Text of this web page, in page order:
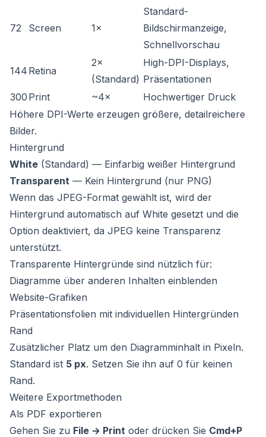
72 Screen 1×
Standard-
Bildschirmanzeige,
Schnellvorschau
144 Retina
2×
(Standard)
High-DPI-Displays,
Präsentationen
300 Print ~4×
Hochwertiger Druck
Höhere DPI-Werte erzeugen größere, detailreichere
Bilder.
Hintergrund
White (Standard) — Einfarbig weißer Hintergrund
Transparent — Kein Hintergrund (nur PNG)
Wenn das JPEG-Format gewählt ist, wird der
Hintergrund automatisch auf White gesetzt und die
Option deaktiviert, da JPEG keine Transparenz
unterstützt.
Transparente Hintergründe sind nützlich für:
Diagramme über anderen Inhalten einblenden
Website-Grafiken
Präsentationsfolien mit individuellen Hintergründen
Rand
Zusätzlicher Platz um den Diagramminhalt in Pixeln.
Standard ist 5 px. Setzen Sie ihn auf 0 für keinen
Rand.
Weitere Exportmethoden
Als PDF exportieren
Gehen Sie zu File → Print oder drücken Sie Cmd+P